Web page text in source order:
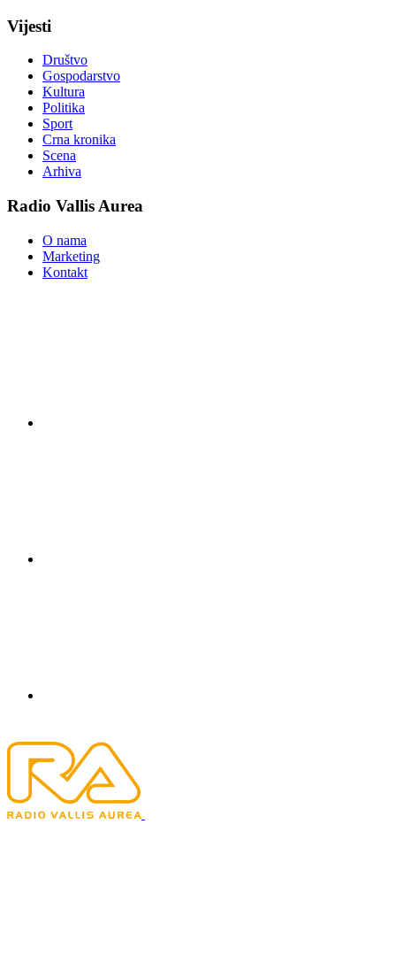
Vijesti
Društvo
Gospodarstvo
Kultura
Politika
Sport
Crna kronika
Scena
Arhiva
Radio Vallis Aurea
O nama
Marketing
Kontakt